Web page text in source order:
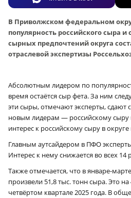
В Приволжском федеральном
популярность российского сыра
сырных предпочтений округа
отраслевой экспертизы
Абсолютным лидером по
время остаётся сыр фета. За ним
эти сыры, отмечают эксперты, сдают
новым лидерам — российскому сыру
интерес к российскому сыру в
Главным аутсайдером в ПФО
Интерес к нему снижается во всех 14
Также отмечается, что в январе-
произвели 51,8 тыс. тонн сыра. Это
четвёртом квартале 2025 года. В